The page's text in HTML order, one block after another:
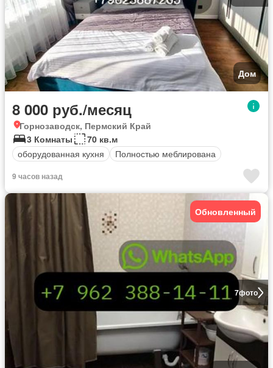
Дом
8 000 руб./месяц
Горнозаводск, Пермский Край
3 Комнаты
70 кв.м
оборудованная кухня
Полностью меблирована
9 часов назад
7фото
Обновленный